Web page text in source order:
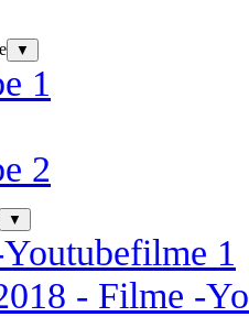
▼
1
2
▼
1
- Filme -